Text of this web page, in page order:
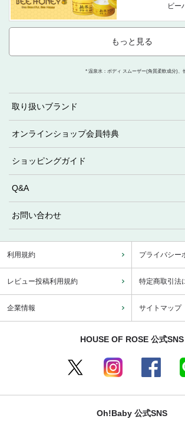
ビー
もっと見る
* 温泉水：ボディ スムーザー(角質柔軟成分)、
取り扱いブランド
オンラインショップ会員特典
ショッピングガイド
Q&A
お問い合わせ
利用規約 プライバシー
レビュー投稿利用規約 特定商取引法
企業情報 サイトマップ
HOUSE OF ROSE 公式SNS
Oh!Baby 公式SNS